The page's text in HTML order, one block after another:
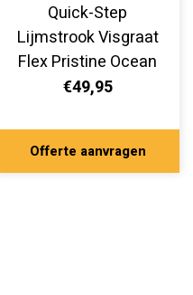
Quick-Step
Lijmstrook Visgraat
Flex Pristine Ocean
Bliss Warme Honing
€49,95
Offerte aanvragen